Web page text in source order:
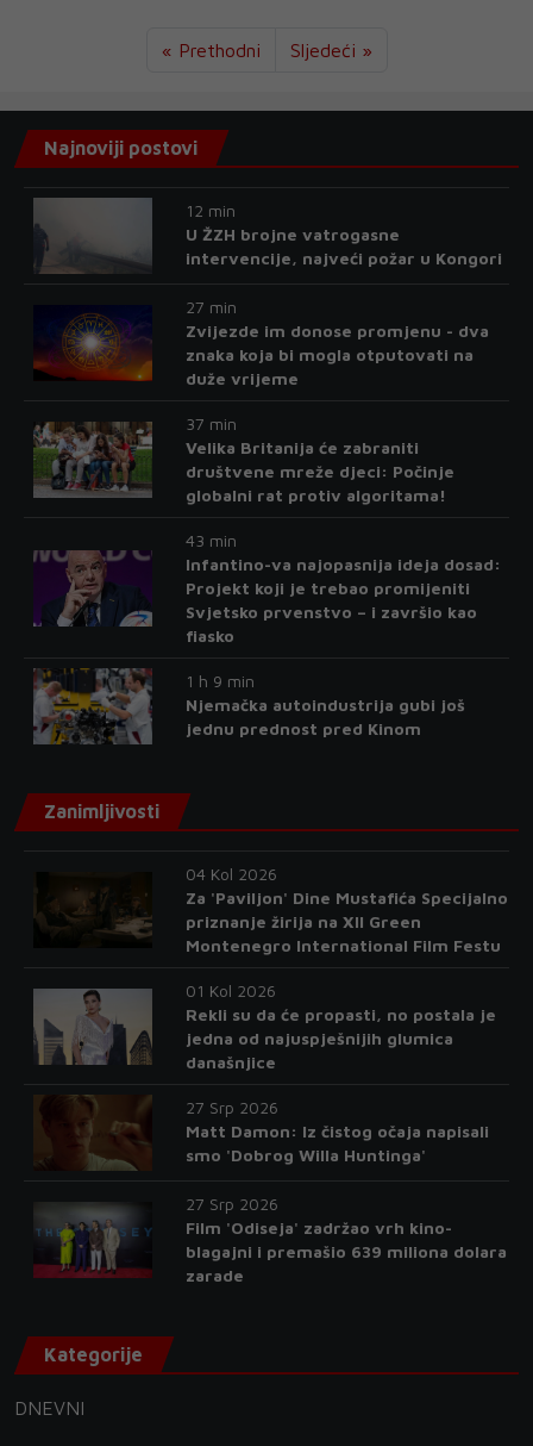
« Prethodni Sljedeći »
Najnoviji postovi
12 min
U ŽZH brojne vatrogasne
intervencije, najveći požar u Kongori
27 min
Zvijezde im donose promjenu - dva
znaka koja bi mogla otputovati na
duže vrijeme
37 min
Velika Britanija će zabraniti
društvene mreže djeci: Počinje
globalni rat protiv algoritama!
43 min
Infantino-va najopasnija ideja dosad:
Projekt koji je trebao promijeniti
Svjetsko prvenstvo – i završio kao
fiasko
1 h 9 min
Njemačka autoindustrija gubi još
jednu prednost pred Kinom
Zanimljivosti
04 Kol 2026
Za 'Paviljon' Dine Mustafića Specijalno
priznanje žirija na XII Green
Montenegro International Film Festu
01 Kol 2026
Rekli su da će propasti, no postala je
jedna od najuspješnijih glumica
današnjice
27 Srp 2026
Matt Damon: Iz čistog očaja napisali
smo 'Dobrog Willa Huntinga'
27 Srp 2026
Film 'Odiseja' zadržao vrh kino-
blagajni i premašio 639 miliona dolara
zarade
Kategorije
DNEVNI